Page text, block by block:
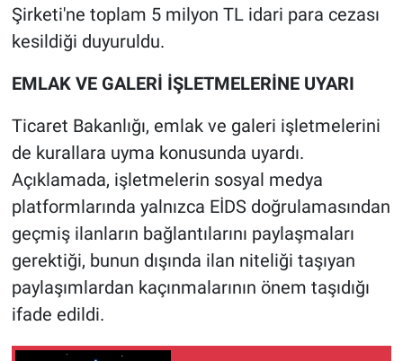
Şirketi'ne toplam 5 milyon TL idari para cezası
kesildiği duyuruldu.
EMLAK VE GALERİ İŞLETMELERİNE UYARI
Ticaret Bakanlığı, emlak ve galeri işletmelerini
de kurallara uyma konusunda uyardı.
Açıklamada, işletmelerin sosyal medya
platformlarında yalnızca EİDS doğrulamasından
geçmiş ilanların bağlantılarını paylaşmaları
gerektiği, bunun dışında ilan niteliği taşıyan
paylaşımlardan kaçınmalarının önem taşıdığı
ifade edildi.